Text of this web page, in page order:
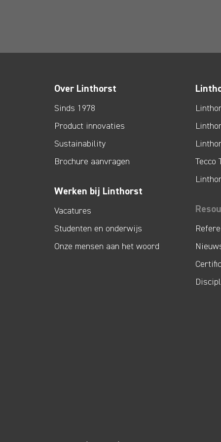
Over Linthorst
Sinds 1978
Product innovaties
Sustainability
Brochure aanvragen
Werken bij Linthorst
Vacatures
Studenten en onderwijs
Onze mensen aan het woord
Tecco